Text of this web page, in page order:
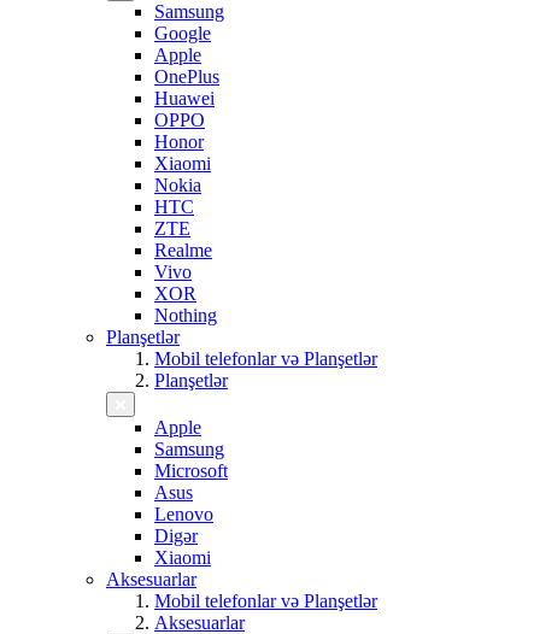
Samsung
Google
Apple
OnePlus
Huawei
OPPO
Honor
Xiaomi
Nokia
HTC
ZTE
Realme
Vivo
XOR
Nothing
Planşetlər
Mobil telefonlar və Planşetlər
Planşetlər
Apple
Samsung
Microsoft
Asus
Lenovo
Digər
Xiaomi
Aksesuarlar
Mobil telefonlar və Planşetlər
Aksesuarlar